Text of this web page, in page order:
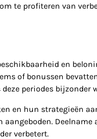
te profiteren van
en
of bonussen
periodes bijzonder
en hun strategieën
Deelname
verbetert.